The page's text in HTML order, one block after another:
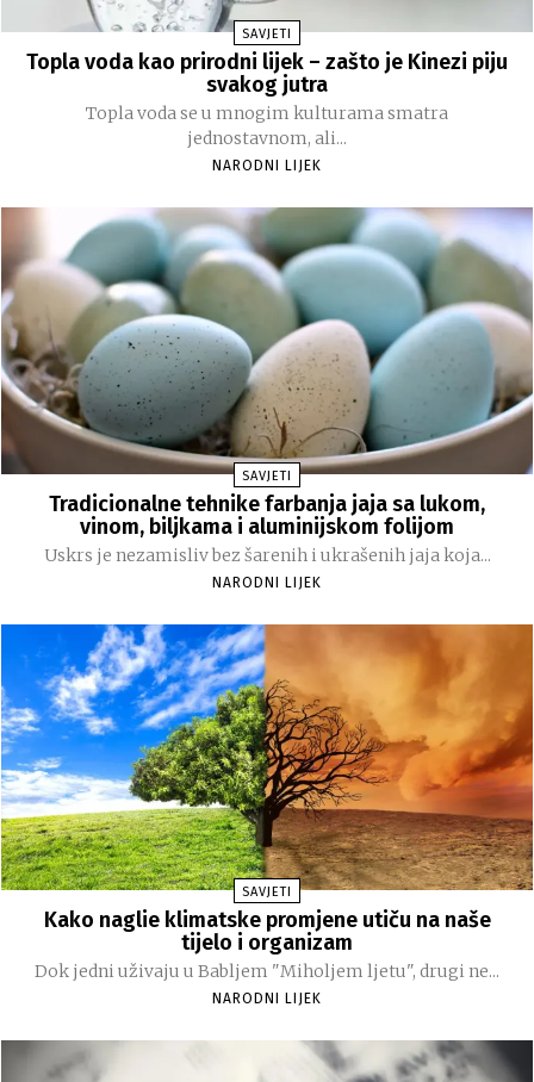
SAVJETI
Topla voda kao prirodni lijek – zašto je Kinezi piju
svakog jutra
Topla voda se u mnogim kulturama smatra
jednostavnom, ali...
NARODNI LIJEK
SAVJETI
Tradicionalne tehnike farbanja jaja sa lukom,
vinom, biljkama i aluminijskom folijom
Uskrs je nezamisliv bez šarenih i ukrašenih jaja koja...
NARODNI LIJEK
SAVJETI
Kako naglie klimatske promjene utiču na naše
tijelo i organizam
Dok jedni uživaju u Babljem "Miholjem ljetu", drugi ne...
NARODNI LIJEK